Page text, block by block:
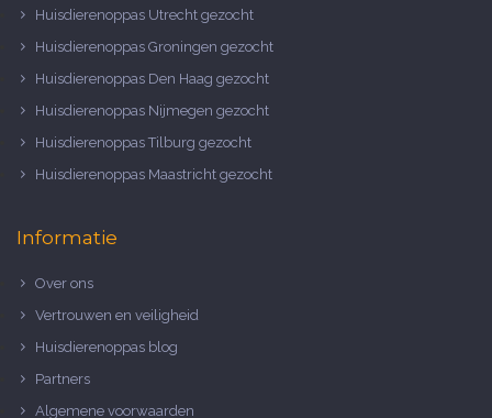
Huisdierenoppas Utrecht gezocht
Huisdierenoppas Groningen gezocht
Huisdierenoppas Den Haag gezocht
Huisdierenoppas Nijmegen gezocht
Huisdierenoppas Tilburg gezocht
Huisdierenoppas Maastricht gezocht
Informatie
Over ons
Vertrouwen en veiligheid
Huisdierenoppas blog
Partners
Algemene voorwaarden